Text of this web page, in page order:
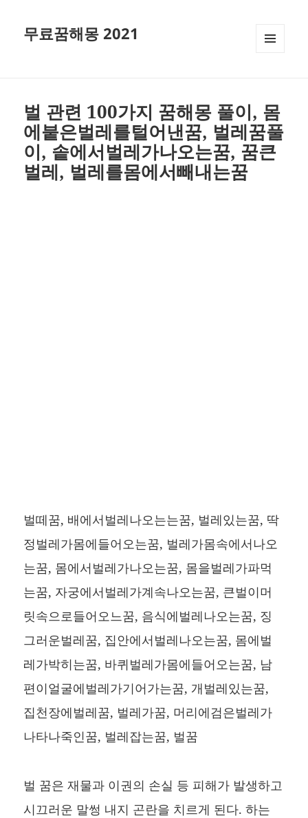
무료꿈해몽 2021
벌 관련 100가지 꿈해몽 풀이, 몸
에붙은벌레를털어낸꿈, 벌레꿈풀
이, 솥에서벌레가나오는꿈, 꿈큰
벌레, 벌레를몸에서빼내는꿈
벌떼꿈, 배에서벌레나오는는꿈, 벌레있는꿈, 딱
정벌레가몸에들어오는꿈, 벌레가몸속에서나오
는꿈, 몸에서벌레가나오는꿈, 몸을벌레가파먹
는꿈, 자궁에서벌레가계속나오는꿈, 큰벌이머
릿속으로들어오느꿈, 음식에벌레나오는꿈, 징
그러운벌레꿈, 집안에서벌레나오는꿈, 몸에벌
레가박히는꿈, 바퀴벌레가몸에들어오는꿈, 남
편이얼굴에벌레가기어가는꿈, 개벌레있는꿈,
집천장에벌레꿈, 벌레가꿈, 머리에검은벌레가
나타나죽인꿈, 벌레잡는꿈, 벌꿈
벌 꿈은 재물과 이권의 손실 등 피해가 발생하고
시끄러운 말썽 내지 곤란을 치르게 된다. 하는